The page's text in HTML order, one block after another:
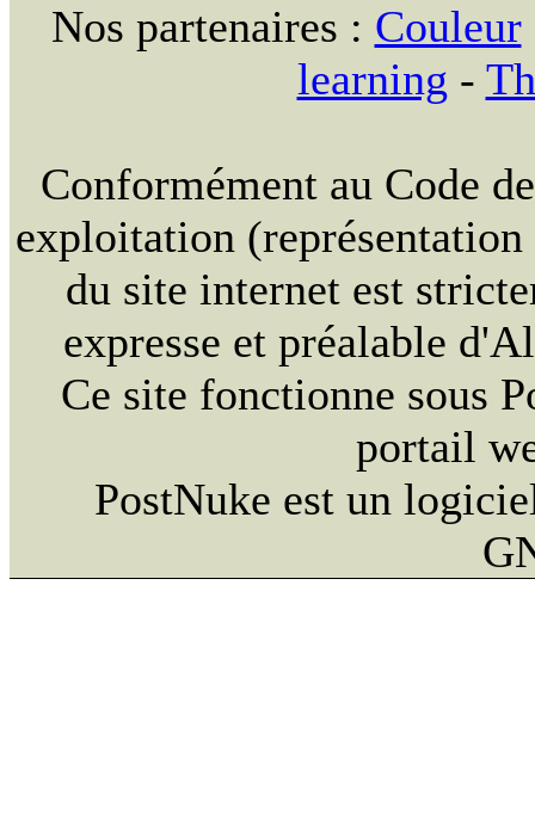
Nos partenaires : Couleur
learning -
Conformément au Code
exploitation
du site internet est
expresse et préalable
Ce site fonctionne sous
portail
PostNuke est un